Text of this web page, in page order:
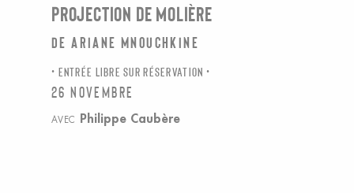
PROJECTION DE MOLIÈRE
de Ariane Mnouchkine
ENTRÉE LIBRE SUR RÉSERVATION
26 novembre
AVEC Philippe Caubère